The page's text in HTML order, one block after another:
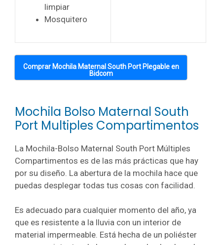
limpiar
Mosquitero
Comprar Mochila Maternal South Port Plegable en
Bidcom
Mochila Bolso Maternal South
Port Multiples Compartimentos
La Mochila-Bolso Maternal South Port Múltiples
Compartimentos es de las más prácticas que hay
por su diseño. La abertura de la mochila hace que
puedas desplegar todas tus cosas con facilidad.
Es adecuado para cualquier momento del año, ya
que es resistente a la lluvia con un interior de
material impermeable. Está hecha de un poliéster